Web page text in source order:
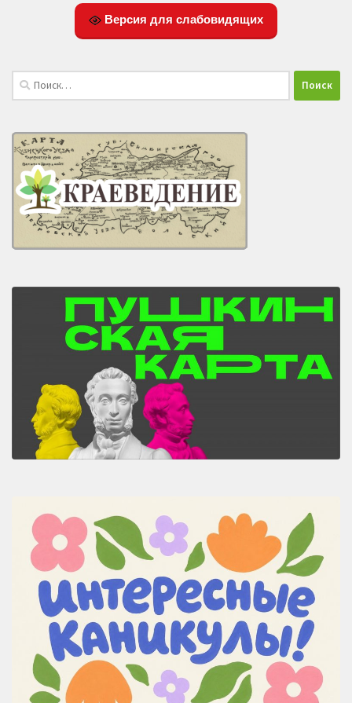
Версия для слабовидящих
Найти: